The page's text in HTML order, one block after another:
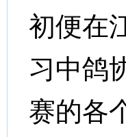
初便在
习中鸽
赛的各